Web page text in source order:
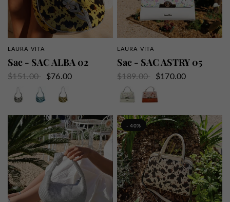
APERÇU RAPIDE
LAURA VITA
Sac - SAC ALBA 02
$151.00
$76.00
Bleu
APERÇU RAPIDE
LAURA VITA
Sac - SAC ASTRY 05
$189.00
$170.00
Orange
- 40%